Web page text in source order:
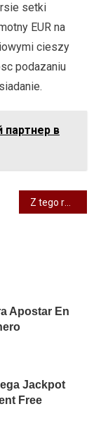
setki
EUR na
cieszy
podazaniu
в
Apostar En
Jackpot
Free